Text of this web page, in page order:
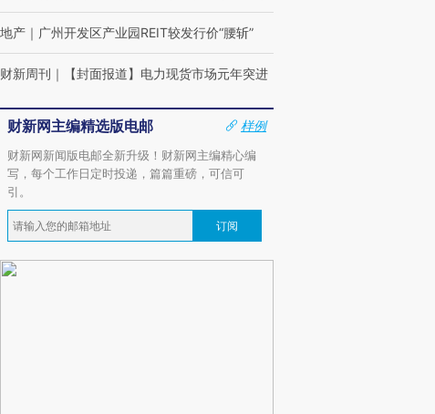
地产 ｜ 广州开发区产业园REIT较发行价“腰斩”
财新周刊 ｜ 【封面报道】电力现货市场元年突进
财新网主编精选版电邮
样例
财新网新闻版电邮全新升级！财新网主编精心编
写，每个工作日定时投递，篇篇重磅，可信可
引。
订阅